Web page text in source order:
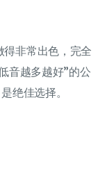
非常出色，完全
音越多越好”的公
绝佳选择。